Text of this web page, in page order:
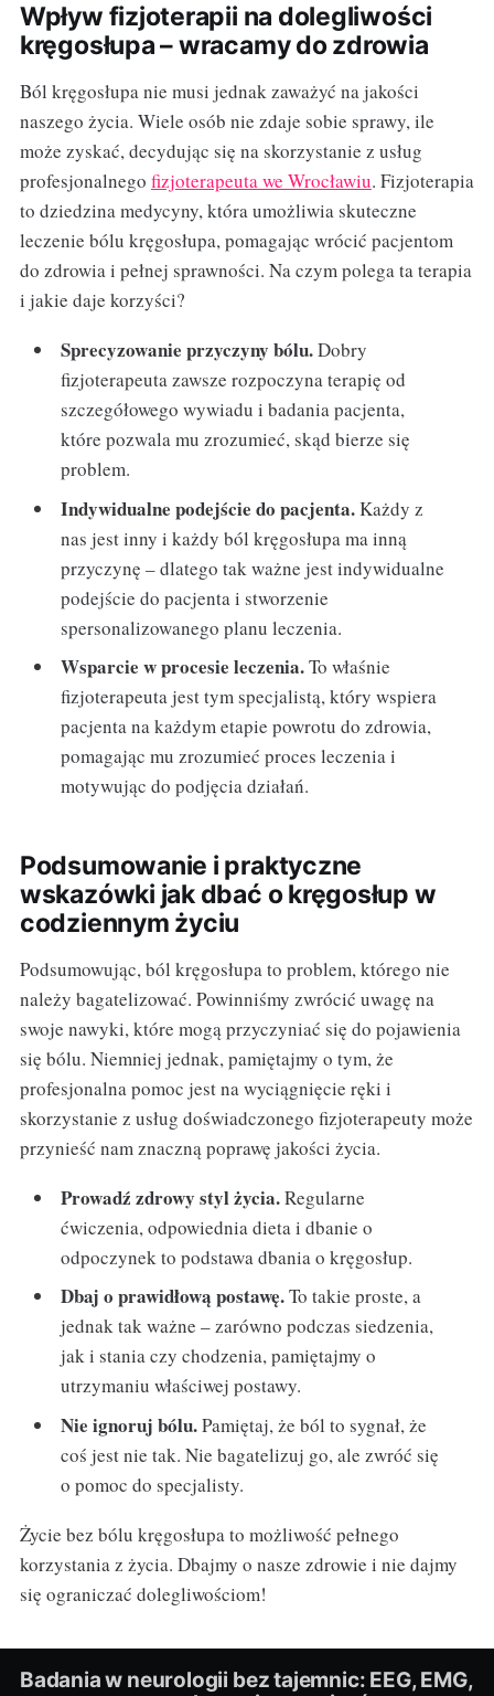
Wpływ fizjoterapii na dolegliwości
kręgosłupa – wracamy do zdrowia
Ból kręgosłupa nie musi jednak zaważyć na jakości
naszego życia. Wiele osób nie zdaje sobie sprawy, ile
może zyskać, decydując się na skorzystanie z usług
profesjonalnego fizjoterapeuta we Wrocławiu. Fizjoterapia
to dziedzina medycyny, która umożliwia skuteczne
leczenie bólu kręgosłupa, pomagając wrócić pacjentom
do zdrowia i pełnej sprawności. Na czym polega ta terapia
i jakie daje korzyści?
Sprecyzowanie przyczyny bólu.Dobry
fizjoterapeuta zawsze rozpoczyna terapię od
szczegółowego wywiadu i badania pacjenta,
które pozwala mu zrozumieć, skąd bierze się
problem.
Indywidualne podejście do pacjenta.Każdy z
nas jest inny i każdy ból kręgosłupa ma inną
przyczynę – dlatego tak ważne jest indywidualne
podejście do pacjenta i stworzenie
spersonalizowanego planu leczenia.
Wsparcie w procesie leczenia.To właśnie
fizjoterapeuta jest tym specjalistą, który wspiera
pacjenta na każdym etapie powrotu do zdrowia,
pomagając mu zrozumieć proces leczenia i
motywując do podjęcia działań.
Podsumowanie i praktyczne
wskazówki jak dbać o kręgosłup w
codziennym życiu
Podsumowując, ból kręgosłupa to problem, którego nie
należy bagatelizować. Powinniśmy zwrócić uwagę na
swoje nawyki, które mogą przyczyniać się do pojawienia
się bólu. Niemniej jednak, pamiętajmy o tym, że
profesjonalna pomoc jest na wyciągnięcie ręki i
skorzystanie z usług doświadczonego fizjoterapeuty może
przynieść nam znaczną poprawę jakości życia.
Prowadź zdrowy styl życia.Regularne
ćwiczenia, odpowiednia dieta i dbanie o
odpoczynek to podstawa dbania o kręgosłup.
Dbaj o prawidłową postawę.To takie proste, a
jednak tak ważne – zarówno podczas siedzenia,
jak i stania czy chodzenia, pamiętajmy o
utrzymaniu właściwej postawy.
Nie ignoruj bólu.Pamiętaj, że ból to sygnał, że
coś jest nie tak. Nie bagatelizuj go, ale zwróć się
o pomoc do specjalisty.
Życie bez bólu kręgosłupa to możliwość pełnego
korzystania z życia. Dbajmy o nasze zdrowie i nie dajmy
się ograniczać dolegliwościom!
Badania w neurologii bez tajemnic: EEG, EMG,